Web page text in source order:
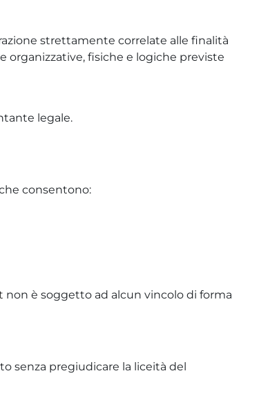
strettamente correlate alle finalità
organizzative, fisiche e logiche previste
legale.
consentono:
non è soggetto ad alcun vincolo di forma
senza pregiudicare la liceità del